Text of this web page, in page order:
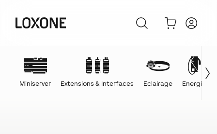
Miniserver Extensions & Interfaces Eclairage Energie